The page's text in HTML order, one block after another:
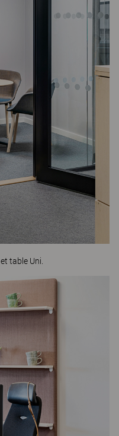
et table Uni